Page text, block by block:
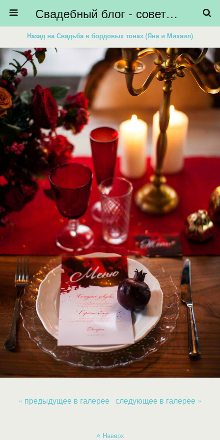
Свадебный блог - советы невестам, подготовка к свадьбе - HiBride
Назад на Свадьба в бордовых тонах (Яна и Михаил)
« предыдущее в галерее следующее в галерее »
Наверх